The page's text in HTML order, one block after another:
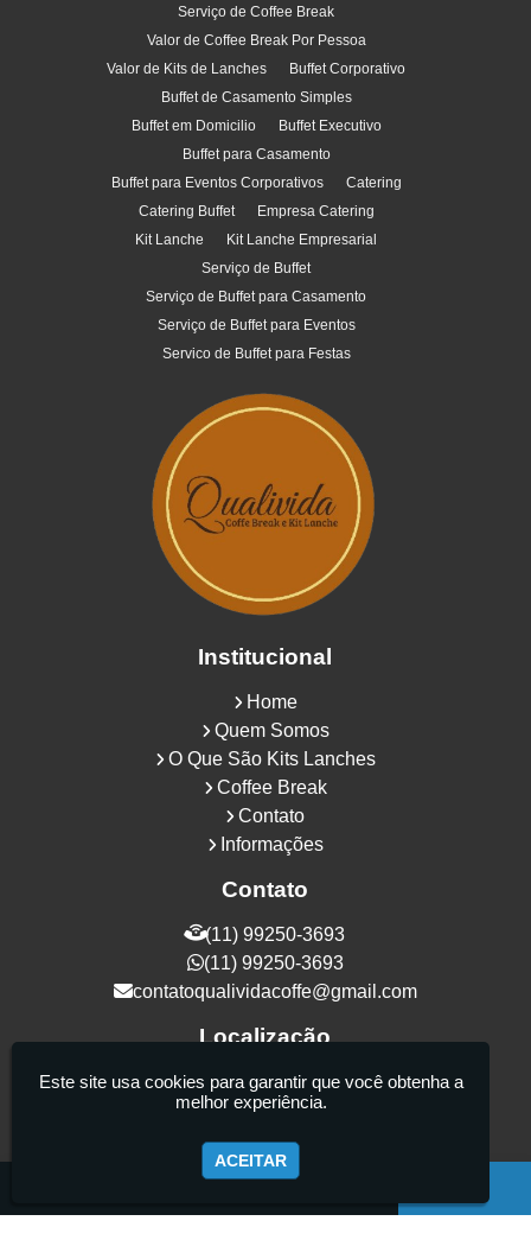
Serviço de Coffee Break
Valor de Coffee Break Por Pessoa
Valor de Kits de Lanches
Buffet Corporativo
Buffet de Casamento Simples
Buffet em Domicilio
Buffet Executivo
Buffet para Casamento
Buffet para Eventos Corporativos
Catering
Catering Buffet
Empresa Catering
Kit Lanche
Kit Lanche Empresarial
Serviço de Buffet
Serviço de Buffet para Casamento
Serviço de Buffet para Eventos
Servico de Buffet para Festas
Institucional
Home
Quem Somos
O Que São Kits Lanches
Coffee Break
Contato
Informações
Contato
(11) 99250-3693
(11) 99250-3693
contatoqualividacoffe@gmail.com
Localização
Rua Samurais, 27 - Vila Maria Alta - São
Paulo / SP - CEP: 02130-080
Este site usa cookies para garantir que você obtenha a
melhor experiência.
ACEITAR